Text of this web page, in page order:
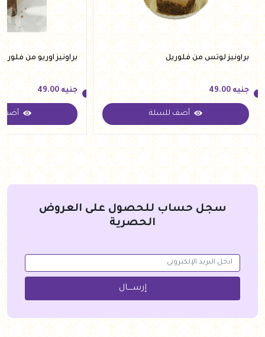
براونيز لوتس من فلوريل
جنيه
جنيه 49.00
أضف للسلة
براونيز اوريو من
جنيه
جنيه 49.00
أضف
سجل حساب للحصول على العروض
الحصرية
إرســــال